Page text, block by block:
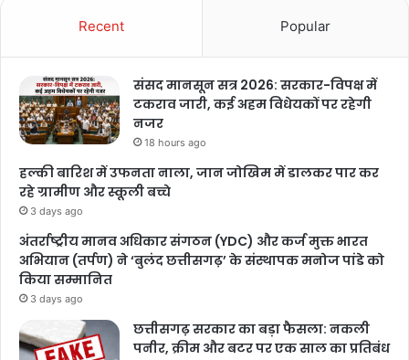
Recent Popular
संसद मानसून सत्र 2026: सरकार-विपक्ष में
टकराव जारी, कई अहम विधेयकों पर रहेगी
नजर
18 hours ago
हल्की बारिश में उफनता नाला, जान जोखिम में डालकर पार कर
रहे ग्रामीण और स्कूली बच्चे
3 days ago
अंतर्राष्ट्रीय मानव अधिकार संगठन (YDC) और कर्ज मुक्त भारत
अभियान (तर्पण) ने ‘बुलंद छत्तीसगढ़’ के संस्थापक मनोज पांडे को
किया सम्मानित
3 days ago
छत्तीसगढ़ सरकार का बड़ा फैसला: नकली
पनीर, क्रीम और बटर पर एक साल का प्रतिबंध